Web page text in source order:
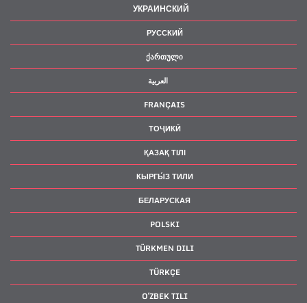
УКРАИНСКИЙ
РУССКИЙ
ᲥᲐᲠᲗᲣᲚᲘ
العربية
FRANÇAIS
ТОҶИКӢ
ҚАЗАҚ ТІЛІ
КЫРГЫ́З ТИЛИ
БЕЛАРУСКАЯ
POLSKI
TÜRKMEN DILI
TÜRKÇE
OʻZBEK TILI